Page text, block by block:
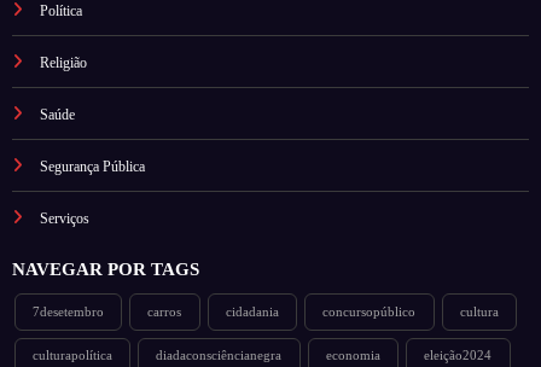
Política
Religião
Saúde
Segurança Pública
Serviços
NAVEGAR POR TAGS
7desetembro carros cidadania concursopúblico cultura
culturapolítica diadaconsciêncianegra economia eleição2024